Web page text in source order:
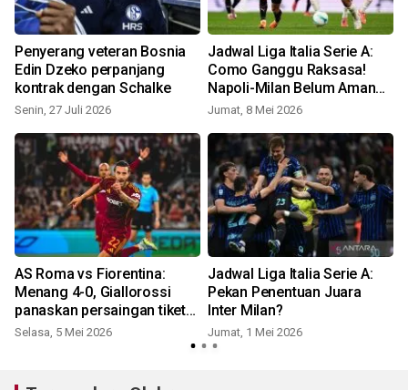
Penyerang veteran Bosnia
Edin Dzeko perpanjang
kontrak dengan Schalke
Senin, 27 Juli 2026
Jadwal Liga Italia Serie A:
Como Ganggu Raksasa!
Napoli-Milan Belum Aman
ke Liga Champions
Jumat, 8 Mei 2026
AS Roma vs Fiorentina:
Menang 4-0, Giallorossi
panaskan persaingan tiket
UCL Italia
Selasa, 5 Mei 2026
Jadwal Liga Italia Serie A:
Pekan Penentuan Juara
Inter Milan?
Jumat, 1 Mei 2026